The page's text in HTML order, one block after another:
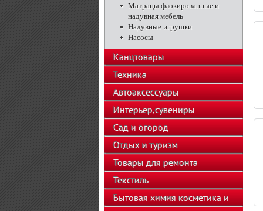
Матрацы флокированные и
надувная мебель
Надувные игрушки
Насосы
Канцтовары
Техника
Автоаксессуары
Интерьер,сувениры
Сад и огород
Отдых и туризм
Товары для ремонта
Текстиль
Бытовая химия косметика и